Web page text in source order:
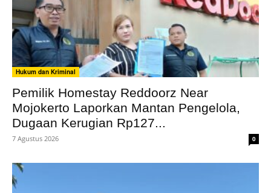
Hukum dan Kriminal
Pemilik Homestay Reddoorz Near
Mojokerto Laporkan Mantan Pengelola,
Dugaan Kerugian Rp127...
7 Agustus 2026 0